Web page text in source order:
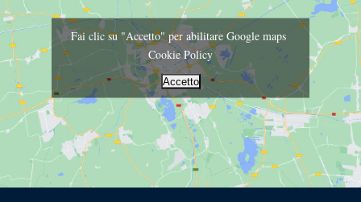
Fai clic su "Accetto" per abilitare Google maps
Cookie Policy
Accetto